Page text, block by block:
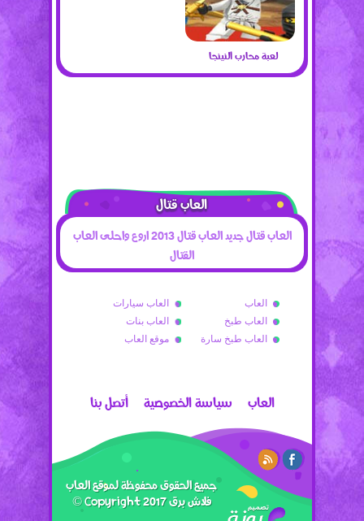
لعبة محارب النينجا
العاب قتال
العاب قتال جديد العاب قتال 2013 اروع واحلى العاب
القتال
العاب
العاب سيارات
العاب طبخ
العاب بنات
العاب طبخ سارة
موقع العاب
جميع الحقوق محفوظة لموقع العاب
فلاش برق 2017 Copyright ©
العاب سياسة الخصوصية أتصل بنا
تصميم رونق